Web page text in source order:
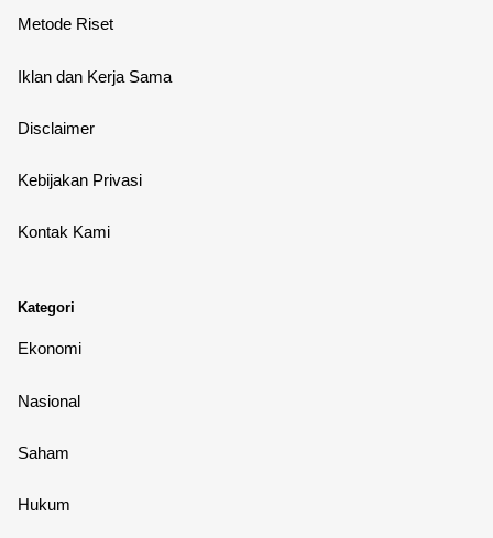
Metode Riset
Iklan dan Kerja Sama
Disclaimer
Kebijakan Privasi
Kontak Kami
Kategori
Ekonomi
Nasional
Saham
Hukum